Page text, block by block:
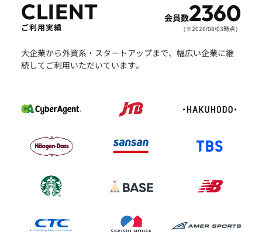
CLIENT
ご利用実績
会員数2360
（※2026/08/03時点）
大企業から外資系・スタートアップまで、幅広い企業に継
続してご利用いただいています。